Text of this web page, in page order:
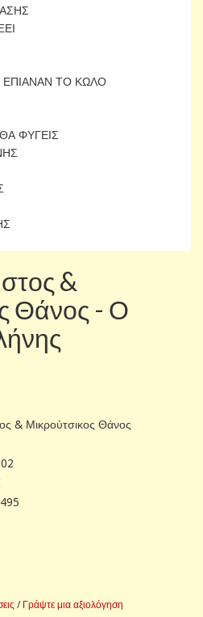
ΤΟ ΚΩΛΟ
ΦΥΓΕΙΣ
&
Θάνος - Ο
& Μικρούτσικος Θάνος
/ Γράψτε μια αξιολόγηση